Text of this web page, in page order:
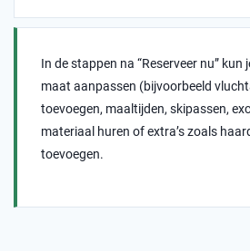
In de stappen na “Reserveer nu” kun
maat aanpassen (bijvoorbeeld
toevoegen, maaltijden, skipassen,
materiaal huren of extra’s zoals
toevoegen.